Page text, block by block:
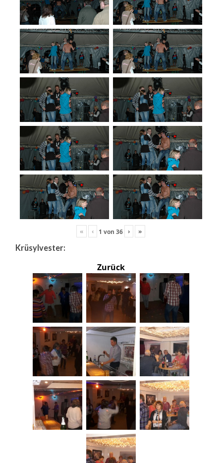
« ‹ 1 von36 › »
Krüsylvester:
Zurück